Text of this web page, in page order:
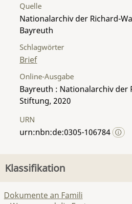
Quelle
Nationalarchiv der Richard-
Bayreuth
Schlagwörter
Brief
Online-Ausgabe
Bayreuth : Nationalarchiv der
Stiftung, 2020
URN
urn:nbn:de:0305-106784
Klassifikation
Dokumente an Famili